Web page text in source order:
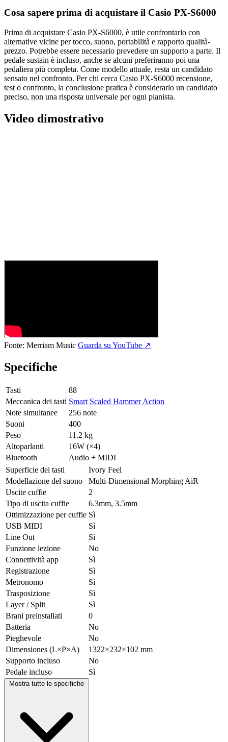
Cosa sapere prima di acquistare il Casio PX-S6000
Prima di acquistare Casio PX-S6000, è utile confrontarlo con
alternative vicine per tocco, suono, portabilità e rapporto qualità-
prezzo. Potrebbe essere necessario prevedere un supporto a parte. Il
pedale sustain è incluso, anche se alcuni preferiranno poi una
pedaliera più completa. Come modello attuale, resta un candidato
sensato nel confronto. Per chi cerca Casio PX-S6000 recensione,
test o confronto, la conclusione pratica è considerarlo un candidato
preciso, non una risposta universale per ogni pianista.
Video dimostrativo
Fonte: Merriam Music Guarda su YouTube ↗
Specifiche
Tasti
88
Meccanica dei tasti Smart Scaled Hammer Action
Note simultanee
256 note
Suoni
400
Peso
11.2 kg
Altoparlanti
16W (×4)
Bluetooth
Audio + MIDI
Superficie dei tasti
Ivory Feel
Modellazione del suono
Multi-Dimensional Morphing AiR
Uscite cuffie
2
Tipo di uscita cuffie
6.3mm, 3.5mm
Ottimizzazione per cuffie Sì
USB MIDI
Sì
Line Out
Sì
Funzione lezione
No
Connettività app
Sì
Registrazione
Sì
Metronomo
Sì
Trasposizione
Sì
Layer / Split
Sì
Brani preinstallati
0
Batteria
No
Pieghevole
No
Dimensiones (L×P×A)
1322×232×102 mm
Supporto incluso
No
Pedale incluso
Sì
Mostra tutte le specifiche